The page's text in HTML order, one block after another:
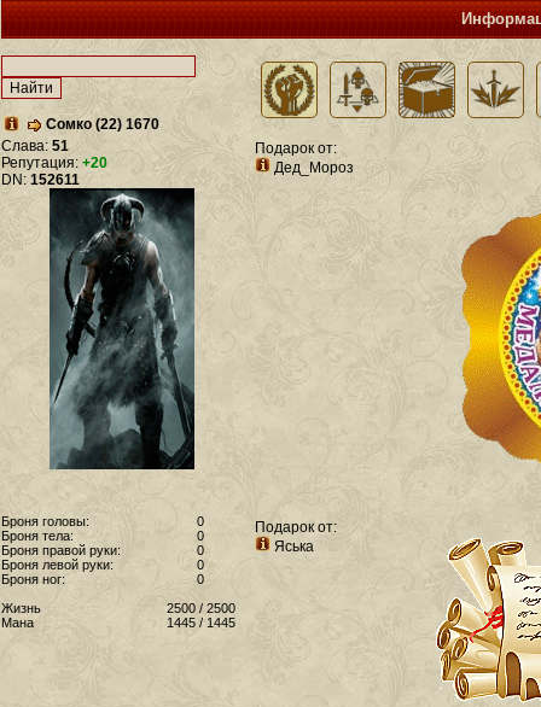
Сомко (22) 1670
Слава: 51
Репутация: +20
DN: 152611
Броня головы:
0
Броня тела:
0
Броня правой руки:
0
Броня левой руки:
0
Броня ног:
0
Жизнь
2500 / 2500
Мана
1445 / 1445
Подарок от:
Дед_Мороз
Подарок от:
Яська